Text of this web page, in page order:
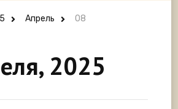
Апрель 08
2025